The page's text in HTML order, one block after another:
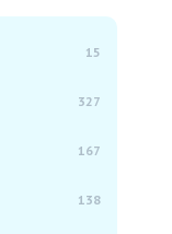
15
327
167
138